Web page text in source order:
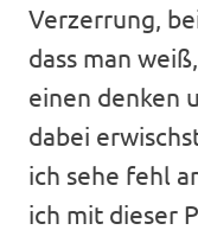
Verzerrung,
dass man
einen denken
dabei
ich sehe fehl
ich mit dieser